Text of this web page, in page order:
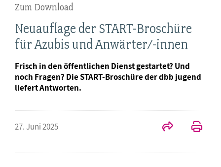
Zum Download
Neuauflage der START-Broschüre
für Azubis und Anwärter/-innen
Frisch in den öffentlichen Dienst gestartet? Und
noch Fragen? Die START-Broschüre der dbb jugend
liefert Antworten.
27. Juni 2025